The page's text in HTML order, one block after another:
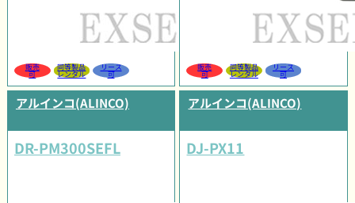
販売
可
同等製品
レンタル
リース
可
販売
可
同等製品
レンタル
リース
可
アルインコ(ALINCO)
DR-PM300SEFL
アルインコ(ALINCO)
DJ-PX11